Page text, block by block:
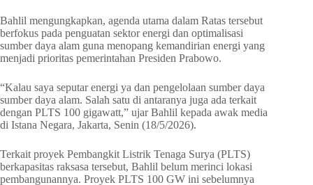
Bahlil mengungkapkan, agenda utama dalam Ratas tersebut
berfokus pada penguatan sektor energi dan optimalisasi
sumber daya alam guna menopang kemandirian energi yang
menjadi prioritas pemerintahan Presiden Prabowo.
“Kalau saya seputar energi ya dan pengelolaan sumber daya
sumber daya alam. Salah satu di antaranya juga ada terkait
dengan PLTS 100 gigawatt,” ujar Bahlil kepada awak media
di Istana Negara, Jakarta, Senin (18/5/2026).
Terkait proyek Pembangkit Listrik Tenaga Surya (PLTS)
berkapasitas raksasa tersebut, Bahlil belum merinci lokasi
pembangunannya. Proyek PLTS 100 GW ini sebelumnya